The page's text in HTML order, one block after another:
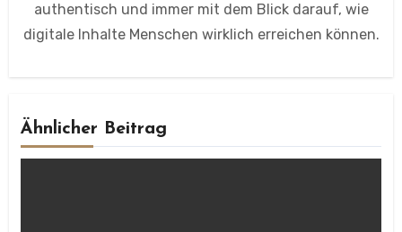
authentisch und immer mit dem Blick darauf, wie
digitale Inhalte Menschen wirklich erreichen können.
Ähnlicher Beitrag